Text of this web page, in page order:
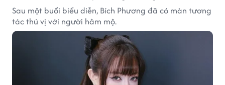
Sau một buổi biểu diễn, Bích Phương đã có màn tương
tác thú vị với người hâm mộ.